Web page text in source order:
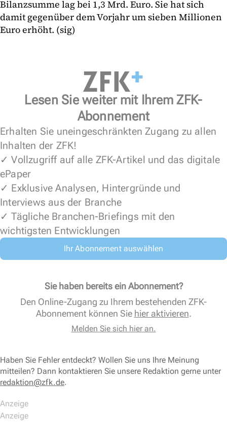
Bilanzsumme lag bei 1,3 Mrd. Euro. Sie hat sich
damit gegenüber dem Vorjahr um sieben Millionen
Euro erhöht. (sig)
Lesen Sie weiter mit Ihrem ZFK-
Abonnement
Erhalten Sie uneingeschränkten Zugang zu allen
Inhalten der ZFK!
✓ Vollzugriff auf alle ZFK-Artikel und das digitale
ePaper
✓ Exklusive Analysen, Hintergründe und
Interviews aus der Branche
✓ Tägliche Branchen-Briefings mit den
wichtigsten Entwicklungen
Ihr Abonnement auswählen
Sie haben bereits ein Abonnement?
Den Online-Zugang zu Ihrem bestehenden ZFK-
Abonnement können Sie hier aktivieren.
Melden Sie sich hier an.
Haben Sie Fehler entdeckt? Wollen Sie uns Ihre Meinung
mitteilen? Dann kontaktieren Sie unsere Redaktion gerne unter
redaktion@zfk.de.